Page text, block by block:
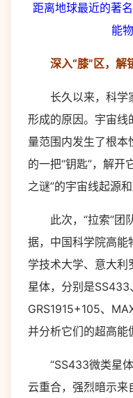
距离地球最近的著
能
深入“膝”区，解
长久以来，科学家
形成的原因。宇宙线
量范围内发生了根
的一把“钥匙”，解开
之谜”的宇宙线起源
此次，“拉索”团队
据，中国科学院高能
学技术大学、意大
星体，分别是SS433
GRS1915+105、
并分析它们的超高能
“SS433微类星体
云重合，强烈暗示